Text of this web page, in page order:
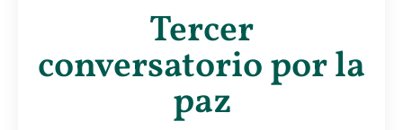
Tercer
conversatorio por la
paz